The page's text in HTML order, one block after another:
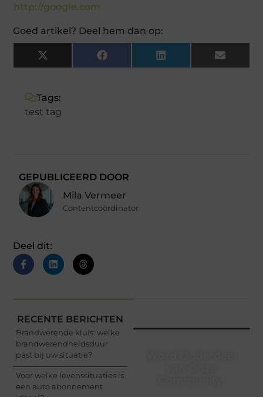
http://google.com
Goed artikel? Deel hem dan op:
X
(Twitter)
Facebook LinkedIn Email
Tags:
test tag
GEPUBLICEERD DOOR
Mila Vermeer
Contentcoördinator
Deel dit:
RECENTE BERICHTEN
Brandwerende kluis: welke
brandwerendheidsduur
past bij uw situatie?
Voor welke levenssituaties is
een auto abonnement